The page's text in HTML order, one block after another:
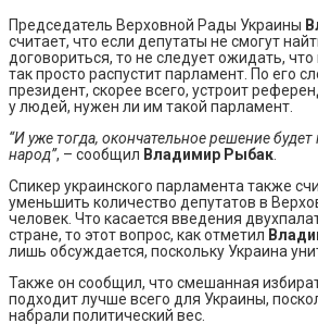
Председатель Верховной Рады Украины
считает, что если депутаты не смогут
договориться, то не следует ожидать,
так просто распустит парламент. По его
президент, скорее всего, устроит
у людей, нужен ли им такой парламент.
“И уже тогда, окончательное решение
народ”, – сообщил Владимир Рыбак
Спикер украинского парламента также
уменьшить количество депутатов в
человек. Что касается введения
стране, то этот вопрос, как отметил
лишь обсуждается, поскольку Украина
Также он сообщил, что смешанная
подходит лучше всего для Украины,
набрали политический вес.